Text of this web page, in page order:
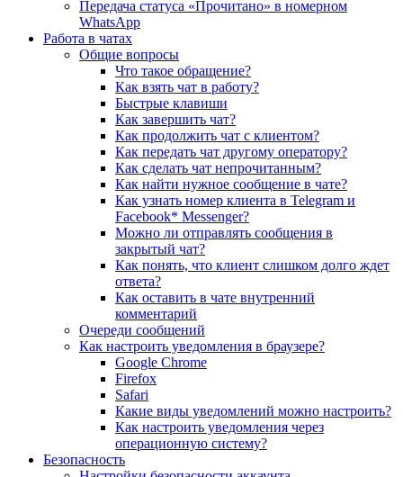
Передача статуса «Прочитано» в номерном
WhatsApp
Работа в чатах
Общие вопросы
Что такое обращение?
Как взять чат в работу?
Быстрые клавиши
Как завершить чат?
Как продолжить чат с клиентом?
Как передать чат другому оператору?
Как сделать чат непрочитанным?
Как найти нужное сообщение в чате?
Как узнать номер клиента в Telegram и
Facebook* Messenger?
Можно ли отправлять сообщения в
закрытый чат?
Как понять, что клиент слишком долго ждет
ответа?
Как оставить в чате внутренний
комментарий
Очереди сообщений
Как настроить уведомления в браузере?
Google Chrome
Firefox
Safari
Какие виды уведомлений можно настроить?
Как настроить уведомления через
операционную систему?
Безопасность